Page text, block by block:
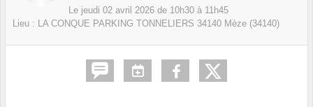
Le jeudi 02 avril 2026 de 10h30 à 11h45
Lieu : LA CONQUE PARKING TONNELIERS 34140 Mèze (34140)